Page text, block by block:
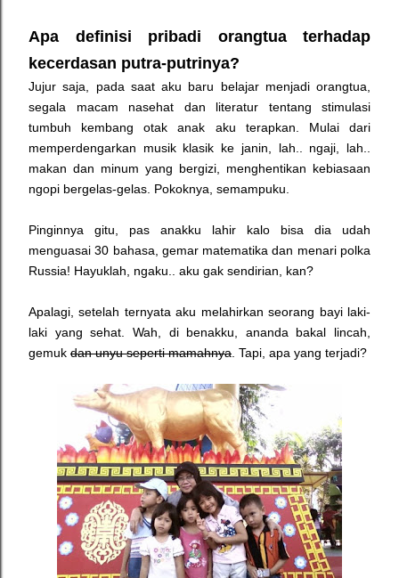
Apa definisi pribadi orangtua terhadap
kecerdasan putra-putrinya?
Jujur saja, pada saat aku baru belajar menjadi orangtua,
segala macam nasehat dan literatur tentang stimulasi
tumbuh kembang otak anak aku terapkan. Mulai dari
memperdengarkan musik klasik ke janin, lah.. ngaji, lah..
makan dan minum yang bergizi, menghentikan kebiasaan
ngopi bergelas-gelas. Pokoknya, semampuku.
Pinginnya gitu, pas anakku lahir kalo bisa dia udah
menguasai 30 bahasa, gemar matematika dan menari polka
Russia! Hayuklah, ngaku.. aku gak sendirian, kan?
Apalagi, setelah ternyata aku melahirkan seorang bayi laki-
laki yang sehat. Wah, di benakku, ananda bakal lincah,
gemuk dan unyu seperti mamahnya . Tapi, apa yang terjadi?